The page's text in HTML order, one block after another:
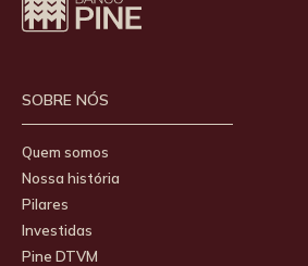
SOBRE NÓS
Quem somos
Nossa história
Pilares
Investidas
Pine DTVM